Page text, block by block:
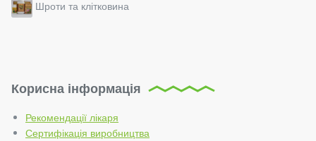
Шроти та клітковина
Корисна інформація
Рекомендації лікаря
Сертифікація виробництва